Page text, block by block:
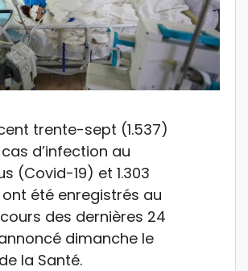
trente-sept (1.537)
d’infection au
(Covid-19) et 1.303
été enregistrés au
des dernières 24
dimanche le
la Santé.